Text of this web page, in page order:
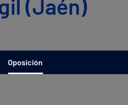
(Jaén)
Oposición